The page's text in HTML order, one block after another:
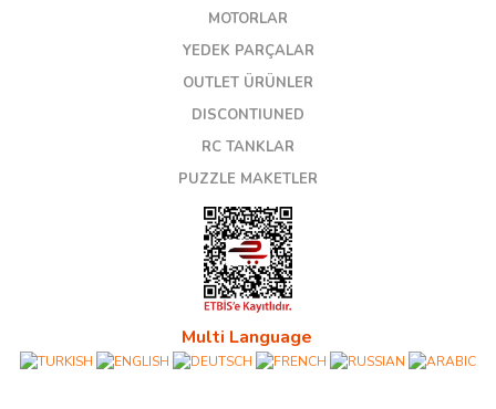
MOTORLAR
YEDEK PARÇALAR
OUTLET ÜRÜNLER
DISCONTIUNED
RC TANKLAR
PUZZLE MAKETLER
Multi Language